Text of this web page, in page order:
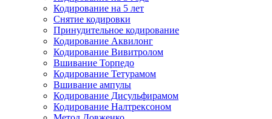
Кодирование на 5 лет
Снятие кодировки
Принудительное кодирование
Кодирование Аквилонг
Кодирование Вивитролом
Вшивание Торпедо
Кодирование Тетурамом
Вшивание ампулы
Кодирование Дисульфирамом
Кодирование Налтрексоном